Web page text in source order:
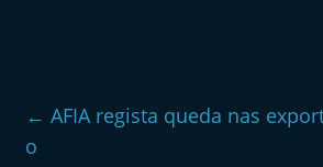
← AFIA regista queda nas
o